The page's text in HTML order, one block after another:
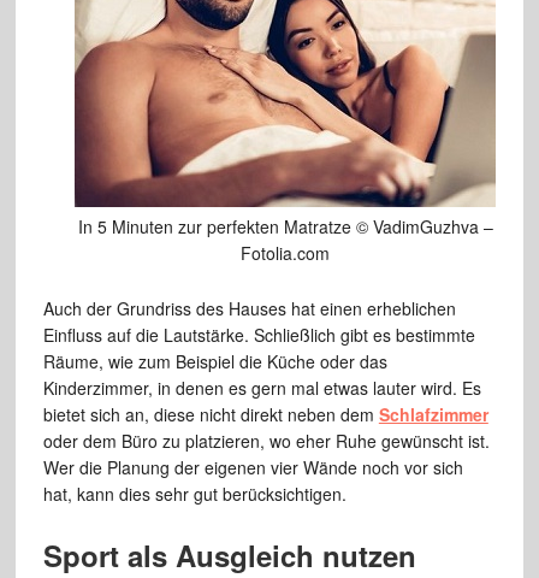
In 5 Minuten zur perfekten Matratze © VadimGuzhva –
Fotolia.com
Auch der Grundriss des Hauses hat einen erheblichen
Einfluss auf die Lautstärke. Schließlich gibt es bestimmte
Räume, wie zum Beispiel die Küche oder das
Kinderzimmer, in denen es gern mal etwas lauter wird. Es
bietet sich an, diese nicht direkt neben dem Schlafzimmer
oder dem Büro zu platzieren, wo eher Ruhe gewünscht ist.
Wer die Planung der eigenen vier Wände noch vor sich
hat, kann dies sehr gut berücksichtigen.
Sport als Ausgleich nutzen